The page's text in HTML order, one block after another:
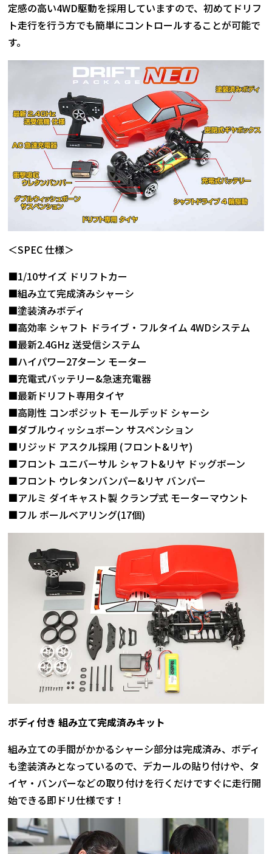
定感の高い4WD駆動を採用していますので、初めてドリフ
ト走行を行う方でも簡単にコントロールすることが可能で
す。
＜SPEC 仕様＞
■1/10サイズ ドリフトカー
■組み立て完成済みシャーシ
■塗装済みボディ
■高効率 シャフト ドライブ・フルタイム 4WDシステム
■最新2.4GHz 送受信システム
■ハイパワー27ターン モーター
■充電式バッテリー&急速充電器
■最新ドリフト専用タイヤ
■高剛性 コンポジット モールデッド シャーシ
■ダブルウィッシュボーン サスペンション
■リジッド アスクル採用 (フロント&リヤ)
■フロント ユニバーサル シャフト&リヤ ドッグボーン
■フロント ウレタンバンパー&リヤ バンパー
■アルミ ダイキャスト製 クランプ式 モーターマウント
■フル ボールベアリング(17個)
ボディ付き 組み立て完成済みキット
組み立ての手間がかかるシャーシ部分は完成済み、ボディ
も塗装済みとなっているので、デカールの貼り付けや、タ
イヤ・バンパーなどの取り付けを行くだけですぐに走行開
始できる即ドリ仕様です！